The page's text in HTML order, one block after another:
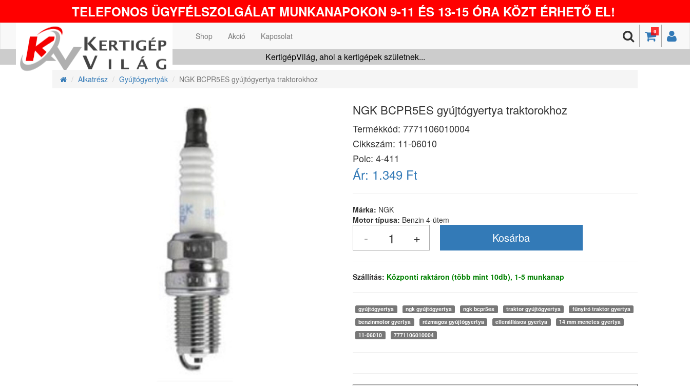
TELEFONOS ÜGYFÉLSZOLGÁLAT MUNKANAPOKON 9-11 ÉS 13-15 ÓRA KÖZT ÉRHETŐ EL!
0
Shop Akció Kapcsolat
KertigépVilág, ahol a kertigépek születnek...
Alkatrész Gyújtógyertyák NGK BCPR5ES gyújtógyertya traktorokhoz
NGK BCPR5ES gyújtógyertya traktorokhoz
Termékkód: 7771106010004
Cikkszám: 11-06010
Polc: 4-411
Ár: 1.349 Ft
Márka: NGK
Motor típusa: Benzin 4-ütem
Szállítás: Központi raktáron (több mint 10db), 1-5 munkanap
gyújtógyertya ngk gyújtógyertya ngk bcpr5es traktor gyújtógyertya
fűnyíró traktor gyertya
benzinmotor gyertya
rézmagos gyújtógyertya ellenállásos gyertya
14 mm menetes gyertya
11-06010
7771106010004